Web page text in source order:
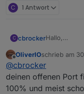
C 1 Antwort
C cbrockerHallo,
extern.
Bin also gut
Jetzt aber
meine
meine
Wie kann
Grüße
Christoph
Offline
OliverIOschrieb am
zuletzt
@cbrocker
deinen offenen Port
100% und meist